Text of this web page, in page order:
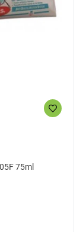
75ml